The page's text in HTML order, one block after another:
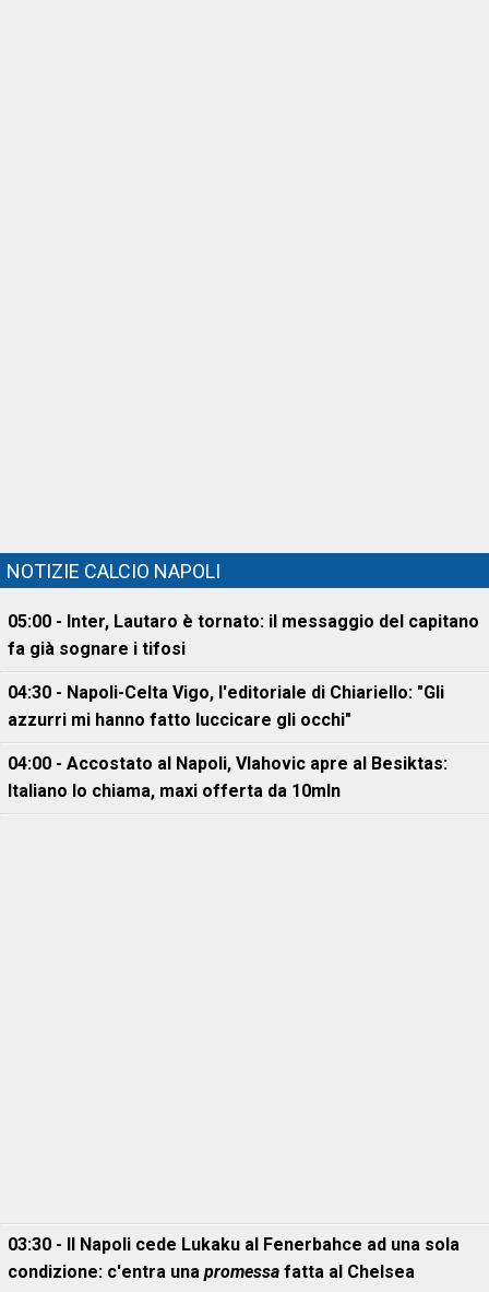
NOTIZIE CALCIO NAPOLI
05:00 - Inter, Lautaro è tornato: il messaggio del capitano
fa già sognare i tifosi
04:30 - Napoli-Celta Vigo, l'editoriale di Chiariello: "Gli
azzurri mi hanno fatto luccicare gli occhi"
04:00 - Accostato al Napoli, Vlahovic apre al Besiktas:
Italiano lo chiama, maxi offerta da 10mln
03:30 - Il Napoli cede Lukaku al Fenerbahce ad una sola
condizione: c'entra una promessa fatta al Chelsea